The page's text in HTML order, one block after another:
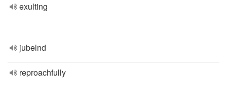
exulting
jubelnd
reproachfully